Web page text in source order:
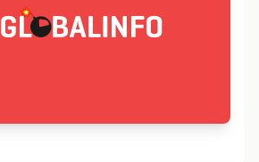
GLOBALINFO.nl